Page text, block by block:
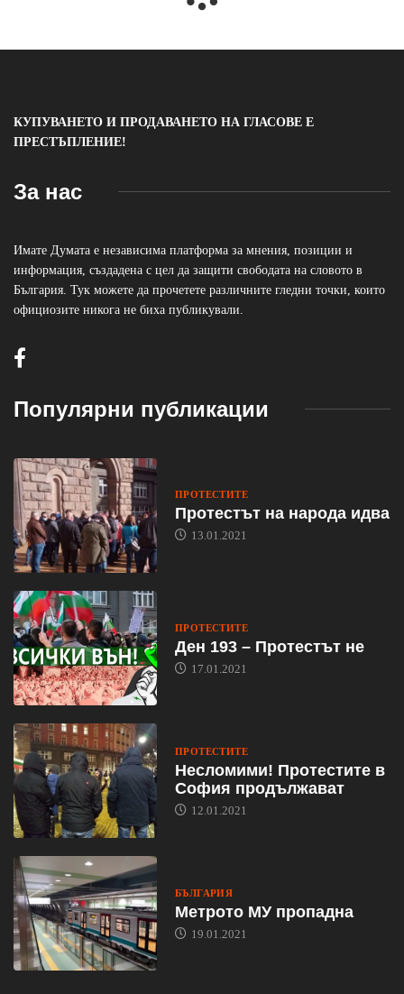
КУПУВАНЕТО И ПРОДАВАНЕТО НА ГЛАСОВЕ Е
ПРЕСТЪПЛЕНИЕ!
За нас
Имате Думата е независима платформа за мнения, позиции и
информация, създадена с цел да защити свободата на словото в
България. Тук можете да прочетете различните гледни точки, които
официозите никога не биха публикували.
Популярни публикации
ПРОТЕСТИТЕ
Протестът на народа идва
13.01.2021
ПРОТЕСТИТЕ
Ден 193 – Протестът не
17.01.2021
ПРОТЕСТИТЕ
Несломими! Протестите в
София продължават
12.01.2021
БЪЛГАРИЯ
Метрото МУ пропадна
19.01.2021